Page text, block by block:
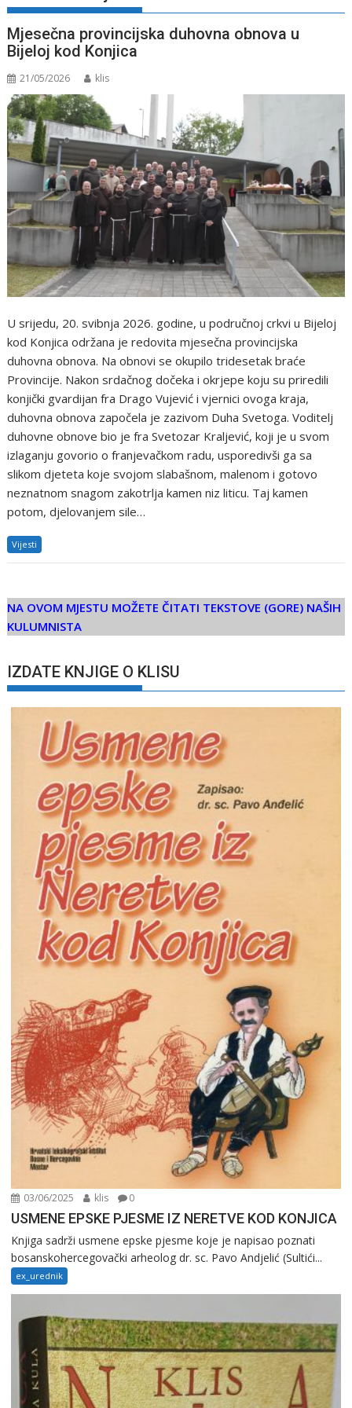
Mjesečna provincijska duhovna obnova u
Bijeloj kod Konjica
21/05/2026 klis
U srijedu, 20. svibnja 2026. godine, u područnoj crkvi u Bijeloj
kod Konjica održana je redovita mjesečna provincijska
duhovna obnova. Na obnovi se okupilo tridesetak braće
Provincije. Nakon srdačnog dočeka i okrjepe koju su priredili
konjički gvardijan fra Drago Vujević i vjernici ovoga kraja,
duhovna obnova započela je zazivom Duha Svetoga. Voditelj
duhovne obnove bio je fra Svetozar Kraljević, koji je u svom
izlaganju govorio o franjevačkom radu, usporedivši ga sa
slikom djeteta koje svojom slabašnom, malenom i gotovo
neznatnom snagom zakotrlja kamen niz liticu. Taj kamen
potom, djelovanjem sile…
Vijesti
NA OVOM MJESTU MOŽETE ČITATI TEKSTOVE (GORE) NAŠIH
KULUMNISTA
IZDATE KNJIGE O KLISU
03/06/2025 klis 0
USMENE EPSKE PJESME IZ NERETVE KOD KONJICA
Knjiga sadrži usmene epske pjesme koje je napisao poznati
bosanskohercegovački arheolog dr. sc. Pavo Andjelić (Sultići...
ex_urednik